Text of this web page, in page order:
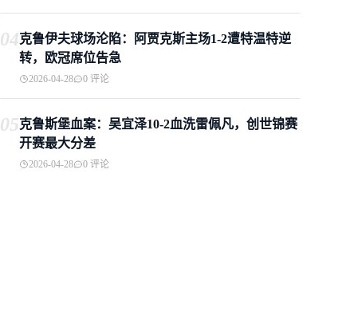
04克鲁伊夫球场沦陷：阿贾克斯主场1-2遭特温特逆
转，欧冠席位告急
2026-04-28 0 评论
05克鲁斯堡血案：吴宜泽10-2血洗雷佩凡，创世锦赛
开赛最大分差
2026-04-28 0 评论